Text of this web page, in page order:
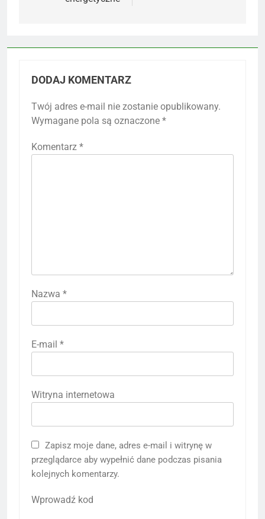
DODAJ KOMENTARZ
Twój adres e-mail nie zostanie opublikowany.
Wymagane pola są oznaczone *
Komentarz *
Nazwa *
E-mail *
Witryna internetowa
Zapisz moje dane, adres e-mail i witrynę w
przeglądarce aby wypełnić dane podczas pisania
kolejnych komentarzy.
Wprowadź kod